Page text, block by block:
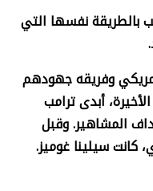
بالطريقة نفسها التي
وفريقه جهودهم
أبدى ترامب
المشاهير. وقبل
كانت سيلينا غوميز.